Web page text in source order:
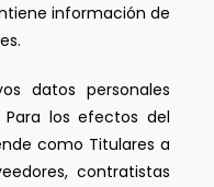
información de
datos personales
los efectos del
como Titulares a
contratistas